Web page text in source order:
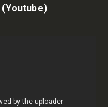
(Youtube)